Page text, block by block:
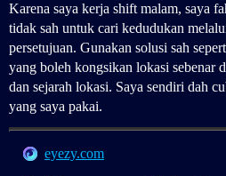
Karena saya kerja shift malam, saya
tidak sah untuk cari kedudukan
persetujuan. Gunakan solusi sah
yang boleh kongsikan lokasi sebenar
dan sejarah lokasi. Saya sendiri dah
yang saya pakai.
eyezy.com